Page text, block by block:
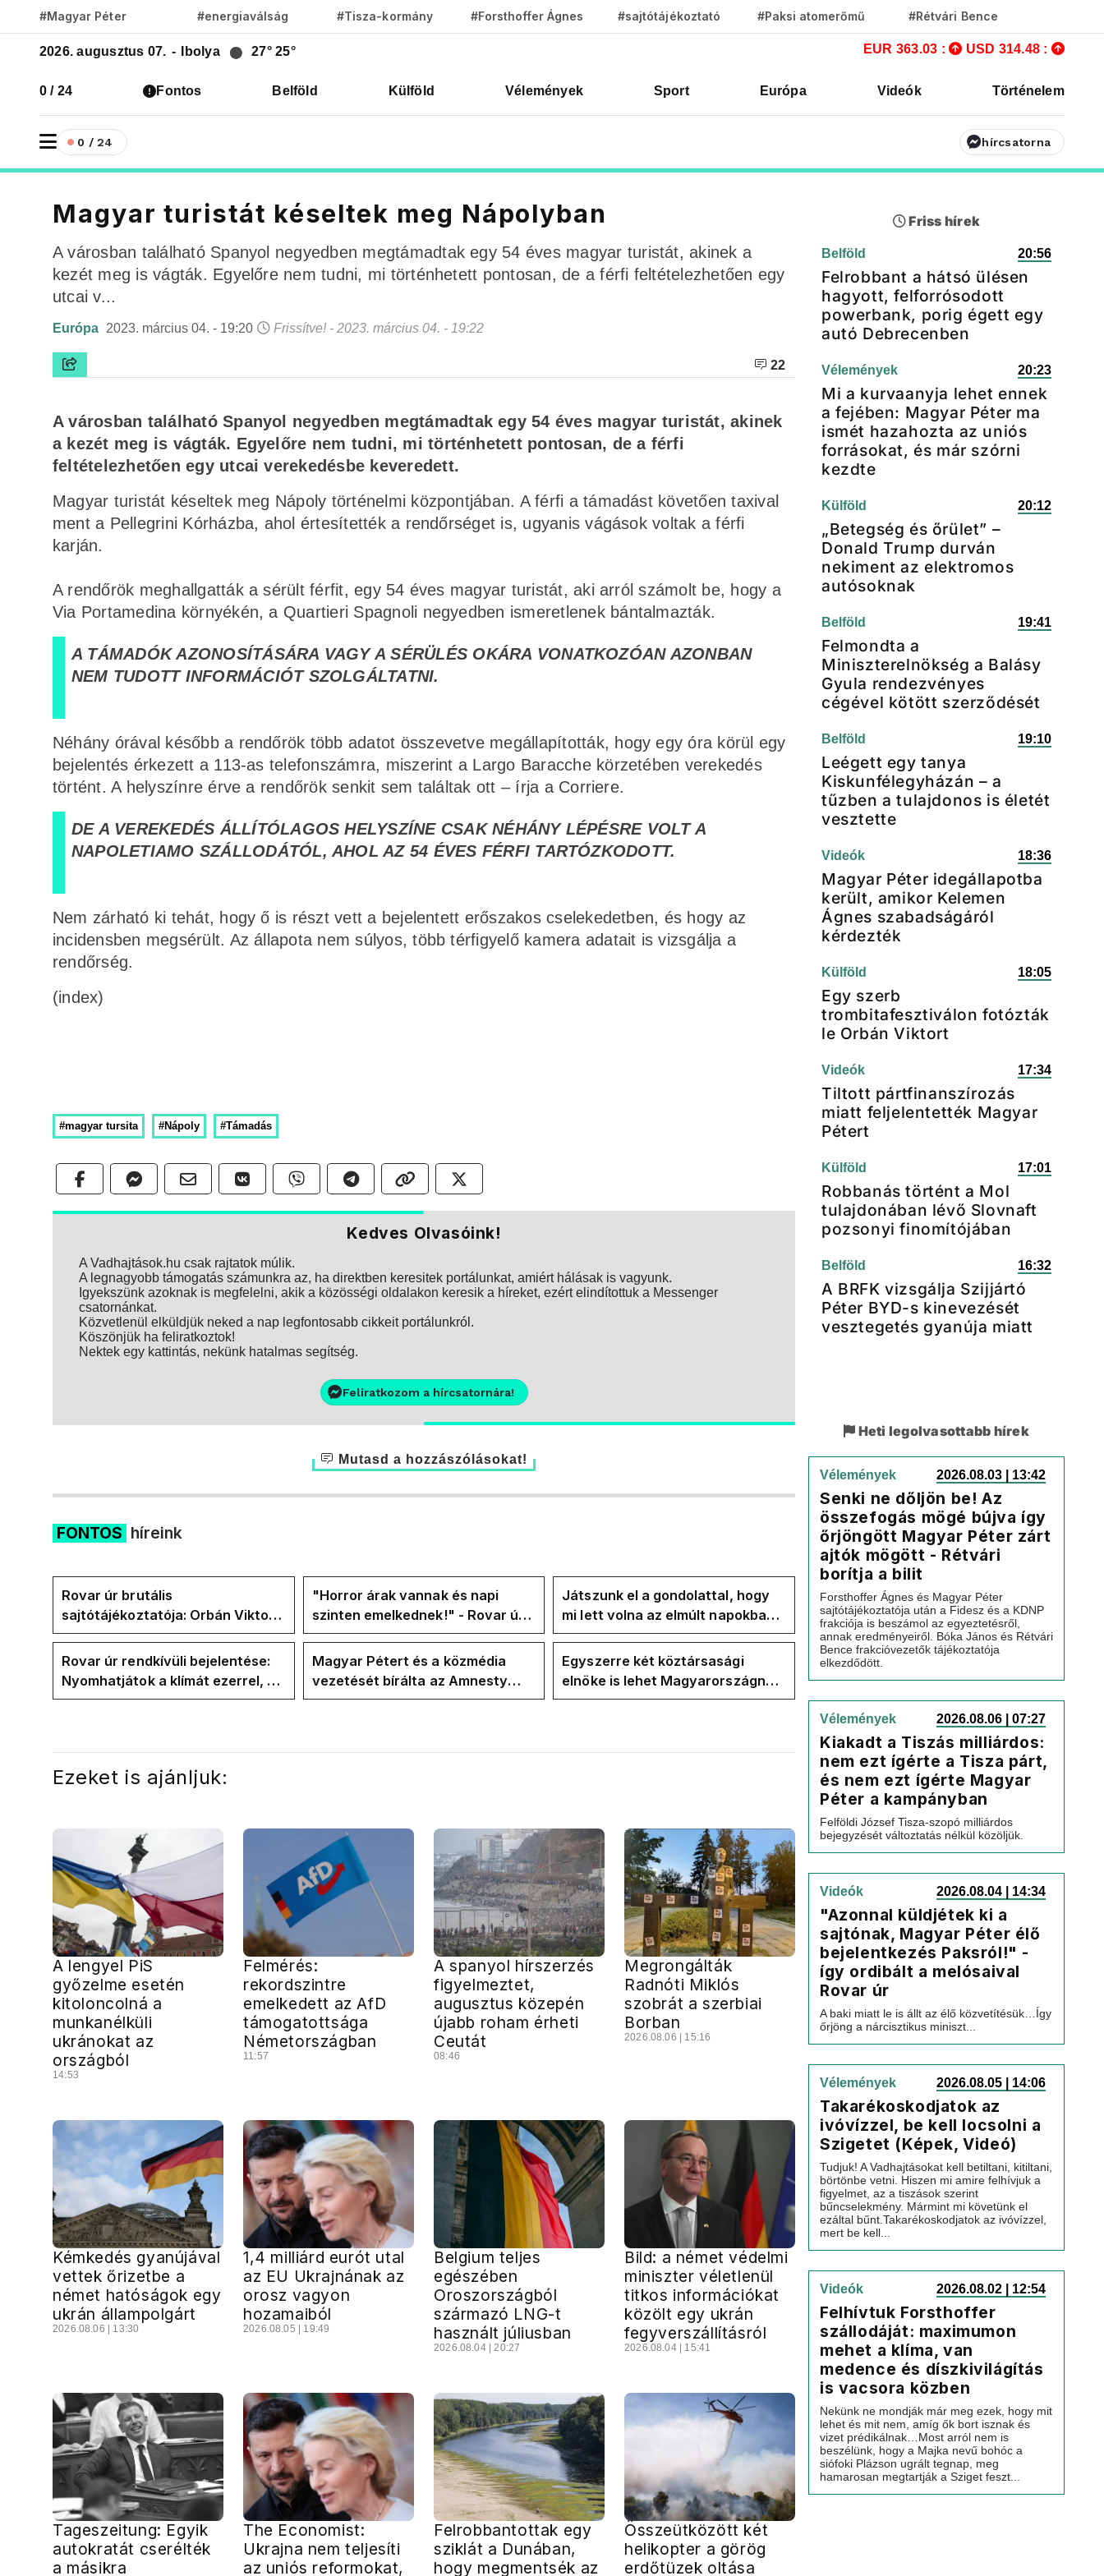
#Magyar Péter #energiaválság #Tisza-kormány #Forsthoffer Ágnes #sajtótájékoztató #Paksi atomerőmű #Rétvári Bence
2026. augusztus 07. - Ibolya 27° 25° EUR 363.03 : USD 314.48 :
0 / 24 Fontos Belföld Külföld Vélemények Sport Európa Videók Történelem
0 / 24 hírcsatorna
Magyar turistát késeltek meg Nápolyban
A városban található Spanyol negyedben megtámadtak egy 54 éves magyar turistát, akinek a
kezét meg is vágták. Egyelőre nem tudni, mi történhetett pontosan, de a férfi feltételezhetően egy
utcai v...
Európa 2023. március 04. - 19:20 Frissítve! - 2023. március 04. - 19:22
22
A városban található Spanyol negyedben megtámadtak egy 54 éves magyar turistát, akinek
a kezét meg is vágták. Egyelőre nem tudni, mi történhetett pontosan, de a férfi
feltételezhetően egy utcai verekedésbe keveredett.
Magyar turistát késeltek meg Nápoly történelmi központjában. A férfi a támadást követően taxival
ment a Pellegrini Kórházba, ahol értesítették a rendőrséget is, ugyanis vágások voltak a férfi
karján.
A rendőrök meghallgatták a sérült férfit, egy 54 éves magyar turistát, aki arról számolt be, hogy a
Via Portamedina környékén, a Quartieri Spagnoli negyedben ismeretlenek bántalmazták.
A TÁMADÓK AZONOSÍTÁSÁRA VAGY A SÉRÜLÉS OKÁRA VONATKOZÓAN AZONBAN
NEM TUDOTT INFORMÁCIÓT SZOLGÁLTATNI.
Néhány órával később a rendőrök több adatot összevetve megállapították, hogy egy óra körül egy
bejelentés érkezett a 113-as telefonszámra, miszerint a Largo Baracche körzetében verekedés
történt. A helyszínre érve a rendőrök senkit sem találtak ott – írja a Corriere.
DE A VEREKEDÉS ÁLLÍTÓLAGOS HELYSZÍNE CSAK NÉHÁNY LÉPÉSRE VOLT A
NAPOLETIAMO SZÁLLODÁTÓL, AHOL AZ 54 ÉVES FÉRFI TARTÓZKODOTT.
Nem zárható ki tehát, hogy ő is részt vett a bejelentett erőszakos cselekedetben, és hogy az
incidensben megsérült. Az állapota nem súlyos, több térfigyelő kamera adatait is vizsgálja a
rendőrség.
(index)
#magyar tursita #Nápoly #Támadás
Kedves Olvasóink!
A Vadhajtások.hu csak rajtatok múlik.
A legnagyobb támogatás számunkra az, ha direktben keresitek portálunkat, amiért hálásak is vagyunk.
Igyekszünk azoknak is megfelelni, akik a közösségi oldalakon keresik a híreket, ezért elindítottuk a Messenger
csatornánkat.
Közvetlenül elküldjük neked a nap legfontosabb cikkeit portálunkról.
Köszönjük ha feliratkoztok!
Nektek egy kattintás, nekünk hatalmas segítség.
Feliratkozom a hírcsatornára!
Mutasd a hozzászólásokat!
FONTOS híreink
Rovar úr brutális
sajtótájékoztatója: Orbán Viktor
és a Vadhajtások a felelős a
kialakult helyzetért
"Horror árak vannak és napi
szinten emelkednek!" - Rovar úr
Facebook-oldalán lázadnak a
Tiszások
Játszunk el a gondolattal, hogy
mi lett volna az elmúlt napokban
rezsicsökkentés nélkül
Rovar úr rendkívüli bejelentése:
Nyomhatjátok a klímát ezerrel, a
hűtőket letekerhetitek, vége az
Magyar Pétert és a közmédia
vezetését bírálta az Amnesty
International a Klubrádióban
Egyszerre két köztársasági
elnöke is lehet Magyarországnak
jövő hétre
Ezeket is ajánljuk:
A lengyel PiS
győzelme esetén
kitoloncolná a
munkanélküli
ukránokat az
országból
14:53
Felmérés:
rekordszintre
emelkedett az AfD
támogatottsága
Németországban
11:57
A spanyol hírszerzés
figyelmeztet,
augusztus közepén
újabb roham érheti
Ceutát
08:46
Megrongálták
Radnóti Miklós
szobrát a szerbiai
Borban
2026.08.06 | 15:16
Kémkedés gyanújával
vettek őrizetbe a
német hatóságok egy
ukrán állampolgárt
2026.08.06 | 13:30
1,4 milliárd eurót utal
az EU Ukrajnának az
orosz vagyon
hozamaiból
2026.08.05 | 19:49
Belgium teljes
egészében
Oroszországból
származó LNG-t
használt júliusban
2026.08.04 | 20:27
Bild: a német védelmi
miniszter véletlenül
titkos információkat
közölt egy ukrán
fegyverszállításról
2026.08.04 | 15:41
Tageszeitung: Egyik
autokratát cserélték
a másikra
The Economist:
Ukrajna nem teljesíti
az uniós reformokat,
Felrobbantottak egy
sziklát a Dunában,
hogy megmentsék az
Összeütközött két
helikopter a görög
erdőtüzek oltása
Friss hírek
Belföld 20:56
Felrobbant a hátsó ülésen
hagyott, felforrósodott
powerbank, porig égett egy
autó Debrecenben
Vélemények 20:23
Mi a kurvaanyja lehet ennek
a fejében: Magyar Péter ma
ismét hazahozta az uniós
forrásokat, és már szórni
kezdte
Külföld 20:12
„Betegség és őrület” –
Donald Trump durván
nekiment az elektromos
autósoknak
Belföld 19:41
Felmondta a
Miniszterelnökség a Balásy
Gyula rendezvényes
cégével kötött szerződését
Belföld 19:10
Leégett egy tanya
Kiskunfélegyházán – a
tűzben a tulajdonos is életét
vesztette
Videók 18:36
Magyar Péter idegállapotba
került, amikor Kelemen
Ágnes szabadságáról
kérdezték
Külföld 18:05
Egy szerb
trombitafesztiválon fotózták
le Orbán Viktort
Videók 17:34
Tiltott pártfinanszírozás
miatt feljelentették Magyar
Pétert
Külföld 17:01
Robbanás történt a Mol
tulajdonában lévő Slovnaft
pozsonyi finomítójában
Belföld 16:32
A BRFK vizsgálja Szijjártó
Péter BYD-s kinevezését
vesztegetés gyanúja miatt
Heti legolvasottabb hírek
Vélemények 2026.08.03 | 13:42
Senki ne dőljön be! Az
összefogás mögé bújva így
őrjöngött Magyar Péter zárt
ajtók mögött - Rétvári
borítja a bilit
Forsthoffer Ágnes és Magyar Péter
sajtótájékoztatója után a Fidesz és a KDNP
frakciója is beszámol az egyeztetésről,
annak eredményeiről. Bóka János és Rétvári
Bence frakcióvezetők tájékoztatója
elkezdődött.
Vélemények 2026.08.06 | 07:27
Kiakadt a Tiszás milliárdos:
nem ezt ígérte a Tisza párt,
és nem ezt ígérte Magyar
Péter a kampányban
Felföldi József Tisza-szopó milliárdos
bejegyzését változtatás nélkül közöljük.
Videók 2026.08.04 | 14:34
"Azonnal küldjétek ki a
sajtónak, Magyar Péter élő
bejelentkezés Paksról!" -
így ordibált a melósaival
Rovar úr
A baki miatt le is állt az élő közvetítésük…Így
őrjöng a nárcisztikus miniszt...
Vélemények 2026.08.05 | 14:06
Takarékoskodjatok az
ivóvízzel, be kell locsolni a
Szigetet (Képek, Videó)
Tudjuk! A Vadhajtásokat kell betiltani, kitiltani,
börtönbe vetni. Hiszen mi amire felhívjuk a
figyelmet, az a tiszások szerint
bűncselekmény. Mármint mi követünk el
ezáltal bűnt.Takarékoskodjatok az ivóvízzel,
mert be kell...
Videók 2026.08.02 | 12:54
Felhívtuk Forsthoffer
szállodáját: maximumon
mehet a klíma, van
medence és díszkivilágítás
is vacsora közben
Nekünk ne mondják már meg ezek, hogy mit
lehet és mit nem, amíg ők bort isznak és
vizet prédikálnak…Most arról nem is
beszélünk, hogy a Majka nevű bohóc a
siófoki Plázson ugrált tegnap, meg
hamarosan megtartják a Sziget feszt...